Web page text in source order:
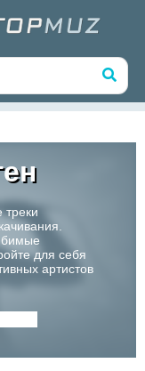
треки
для себя
артистов